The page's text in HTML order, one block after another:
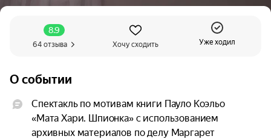
8.9
64 отзыва Хочу сходить Уже ходил
О событии
Спектакль по мотивам книги Пауло Коэльо
«Мата Хари. Шпионка» с использованием
архивных материалов по делу Маргарет